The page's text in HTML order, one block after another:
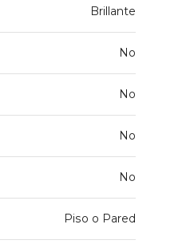
Brillante
No
No
No
No
Piso o Pared